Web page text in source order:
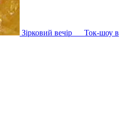
Зірковий вечір Ток-шоу в